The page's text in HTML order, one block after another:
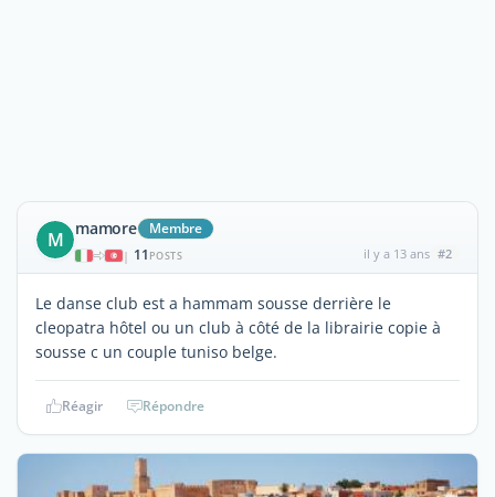
M mamore Membre
| 11 POSTS il y a 13 ans #2
Le danse club est a hammam sousse derrière le
cleopatra hôtel ou un club à côté de la librairie copie à
sousse c un couple tuniso belge.
Réagir Répondre